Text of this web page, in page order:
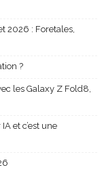
2026 : Foretales,
?
les Galaxy Z Fold8,
et c’est une